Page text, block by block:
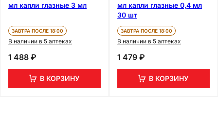
мл капли глазные 3 мл
ЗАВТРА ПОСЛЕ 18:00
В наличии в 5 аптеках
1 488 ₽
В КОРЗИНУ
мл капли глазные 0,4 мл
30 шт
ЗАВТРА ПОСЛЕ 18:00
В наличии в 5 аптеках
1 479 ₽
В КОРЗИНУ